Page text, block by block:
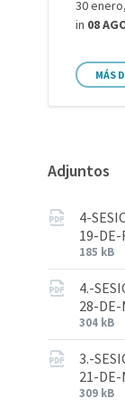
30
in 08
MÁS
Adjuntos
4-
19-DE-
185 kB
4.-
28-DE-
304 kB
3.-
21-DE-
309 kB